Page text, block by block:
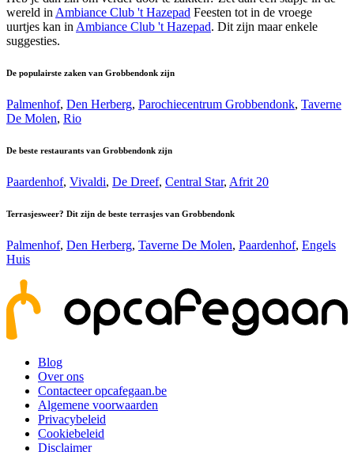
wereld in Ambiance Club 't Hazepad Feesten tot in de vroege
uurtjes kan in Ambiance Club 't Hazepad. Dit zijn maar enkele
suggesties.
De populairste zaken van Grobbendonk zijn
Palmenhof, Den Herberg, Parochiecentrum Grobbendonk, Taverne
De Molen, Rio
De beste restaurants van Grobbendonk zijn
Paardenhof, Vivaldi, De Dreef, Central Star, Afrit 20
Terrasjesweer? Dit zijn de beste terrasjes van Grobbendonk
Palmenhof, Den Herberg, Taverne De Molen, Paardenhof, Engels
Huis
Blog
Over ons
Contacteer opcafegaan.be
Algemene voorwaarden
Privacybeleid
Cookiebeleid
Disclaimer